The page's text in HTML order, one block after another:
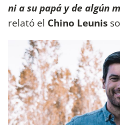
ni a su papá y de algún
relató el Chino Leunis